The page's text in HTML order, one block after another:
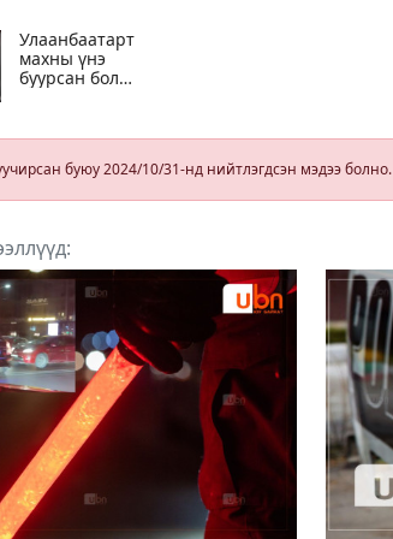
Улаанбаатарт
махны үнэ
буурсан бол
сүүний үнэ
буюу 2024/10/31-нд нийтлэгдсэн мэдээ болно.